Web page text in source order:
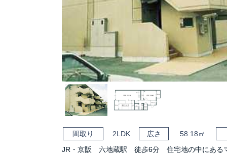
間取り 2LDK 広さ
58.18㎡
JR・京阪 六地蔵駅 徒歩6分 住宅地の中にある